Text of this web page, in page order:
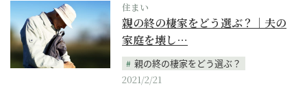
住まい
親の終の棲家をどう選ぶ？｜夫の
家庭を壊し…
親の終の棲家をどう選ぶ？
2021/2/21